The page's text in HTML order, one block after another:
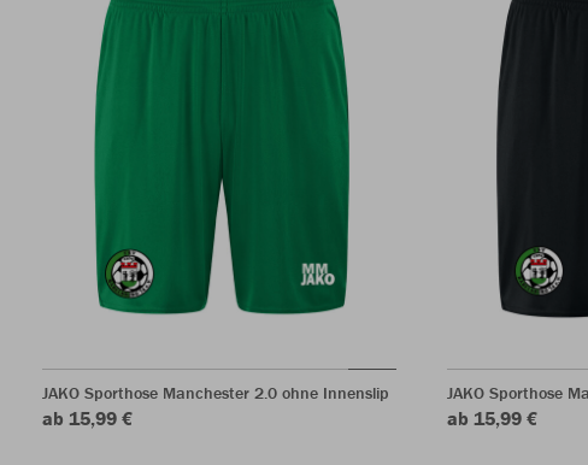
JAKO Sporthose Manchester 2.0 ohne Innenslip
ab 15,99 €
JAKO Sporthose
ab 15,99 €